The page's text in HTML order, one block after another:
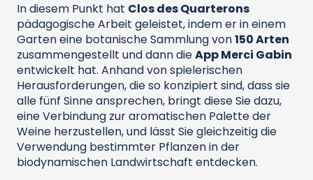
In diesem Punkt hat Clos des Quarterons
pädagogische Arbeit geleistet, indem er in einem
Garten eine botanische Sammlung von150 Arten
zusammengestellt und dann dieApp Merci Gabin
entwickelt hat. Anhand von spielerischen
Herausforderungen, die so konzipiert sind, dass sie
alle fünf Sinne ansprechen, bringt diese Sie dazu,
eine Verbindung zur aromatischen Palette der
Weine herzustellen, und lässt Sie gleichzeitig die
Verwendung bestimmter Pflanzen in der
biodynamischen Landwirtschaft entdecken.